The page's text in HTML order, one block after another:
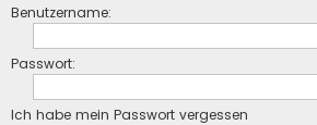
Benutzername:
Passwort:
Ich habe mein Passwort vergessen